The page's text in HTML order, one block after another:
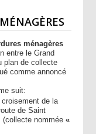
ménagères
entre le Grand
plan de collecte
comme annoncé
suit:
de la
de Saint
(collecte nommée«